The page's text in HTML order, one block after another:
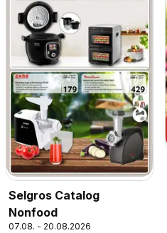
Selgros Catalog
Nonfood
07.08. - 20.08.2026